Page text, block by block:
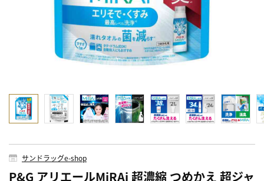
サンドラッグe-shop
P&G アリエールMiRAi 超濃縮 つめかえ 超ジャ